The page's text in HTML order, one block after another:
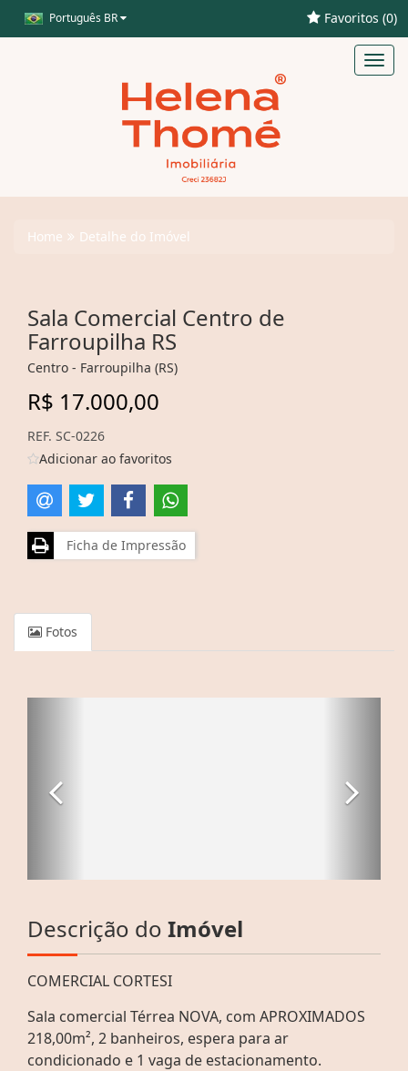
Português BR Favoritos (0)
Home Detalhe do Imóvel
Sala Comercial Centro de
Farroupilha RS
Centro - Farroupilha (RS)
R$ 17.000,00
REF. SC-0226
Adicionar ao favoritos
Ficha de Impressão
Fotos
Descrição do Imóvel
COMERCIAL CORTESI
Sala comercial Térrea NOVA, com APROXIMADOS
218,00m², 2 banheiros, espera para ar
condicionado e 1 vaga de estacionamento.